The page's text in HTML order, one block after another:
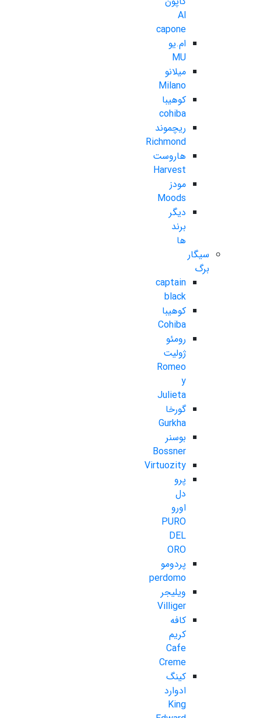
Al
capone
ام.یو
MU
میلانو
Milano
کوهیبا
cohiba
ریچموند
Richmond
هاروست
Harvest
مودز
Moods
دیگر
برند
ها
سیگار
برگ
captain
black
کوهیبا
Cohiba
رومئو
ژولیت
Romeo
y
Julieta
گورخا
Gurkha
بوسنر
Bossner
Virtuozity
پرو
دل
اورو
PURO
DEL
ORO
پردومو
perdomo
ویلیجر
Villiger
کافه
کریم
Cafe
Creme
کینگ
ادوارد
King